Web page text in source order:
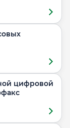
цифровой
— Интерфакс